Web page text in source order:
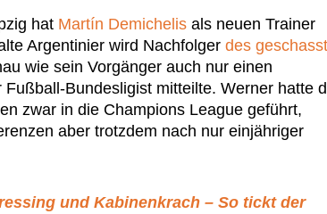
hat Martín Demichelis als neuen Trainer
Argentinier wird Nachfolger des
wie sein Vorgänger auch nur einen
Bundesligist mitteilte. Werner hatte
zwar in die Champions League geführt,
aber trotzdem nach nur einjähriger
und Kabinenkrach – So tickt der